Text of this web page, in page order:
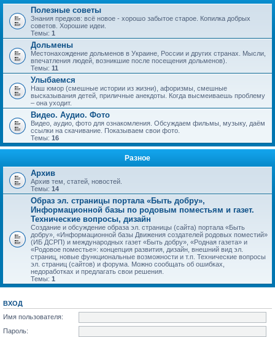
Полезные советы
Знания предков: всё новое - хорошо забытое старое. Копилка добрых
советов. Хорошие идеи.
Темы: 1
Дольмены
Местонахождение дольменов в Украине, России и других странах. Мысли,
впечатления людей, возникшие после посещения дольменов).
Темы: 11
Улыбаемся
Наш юмор (смешные истории из жизни), афоризмы, смешные
высказывания детей, приличные анекдоты. Когда высмеиваешь проблему
– она уходит.
Видео. Аудио. Фото
Видео, аудио, фото для ознакомления. Обсуждаем фильмы, музыку, даём
ссылки на скачивание. Показываем свои фото.
Темы: 16
Разное
Архив
Архив тем, статей, новостей.
Темы: 14
Образ эл. страницы портала «Быть добру»,
Информационной базы по родовым поместьям и газет.
Технические вопросы, дизайн
Создание и обсуждение образа эл. страницы (сайта) портала «Быть
добру», «Информационной базы Движения создателей родовых поместий»
(ИБ ДСРП) и международных газет «Быть добру», «Родная газета» и
«Родовое поместье»: концепция развития, дизайн, внешний вид эл.
страниц, новые функциональные возможности и т.п. Технические вопросы
эл. страниц (сайтов) и форума. Можно сообщать об ошибках,
недоработках и предлагать свои решения.
Темы: 1
ВХОД
Имя пользователя:
Пароль: